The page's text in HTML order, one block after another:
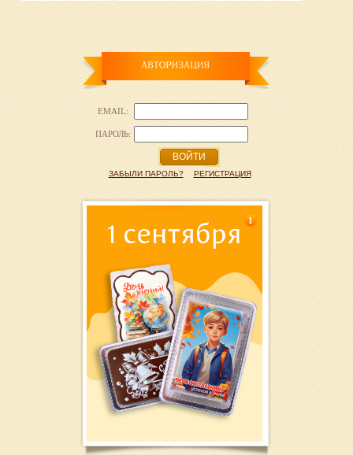
EMAIL:
ПАРОЛЬ:
ВОЙТИ
ЗАБЫЛИ ПАРОЛЬ? РЕГИСТРАЦИЯ
1